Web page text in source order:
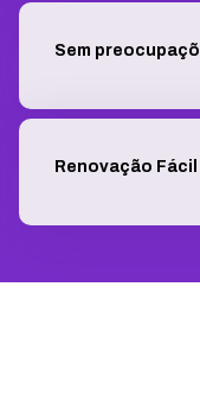
Sem
Renovação Fácil